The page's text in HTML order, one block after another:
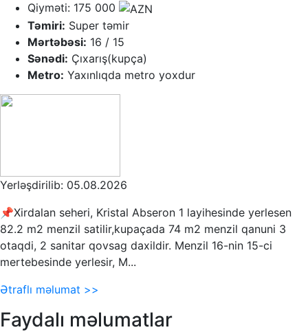
Qiyməti: 175 000
Təmiri: Super təmir
Mərtəbəsi: 16 / 15
Sənədi: Çıxarış(kupça)
Metro: Yaxınlıqda metro yoxdur
Yerləşdirilib: 05.08.2026
📌Xirdalan seheri, Kristal Abseron 1 layihesinde yerlesen
82.2 m2 menzil satilir,kupaçada 74 m2 menzil qanuni 3
otaqdi, 2 sanitar qovsag daxildir. Menzil 16-nin 15-ci
mertebesinde yerlesir, M...
Ətraflı məlumat >>
Faydalı məlumatlar